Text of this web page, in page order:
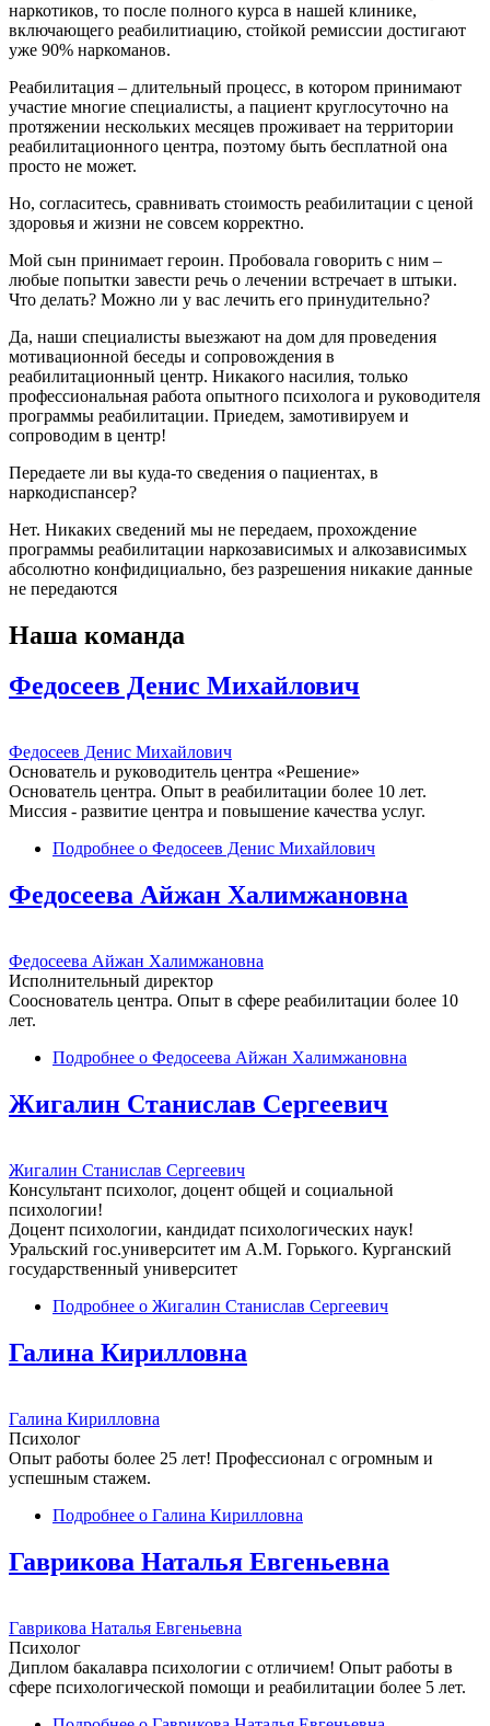
наркотиков, то после полного курса в нашей клинике,
включающего реабилитиацию, стойкой ремиссии достигают
уже 90% наркоманов.
Реабилитация – длительный процесс, в котором принимают
участие многие специалисты, а пациент круглосуточно на
протяжении нескольких месяцев проживает на территории
реабилитационного центра, поэтому быть бесплатной она
просто не может.
Но, согласитесь, сравнивать стоимость реабилитации с ценой
здоровья и жизни не совсем корректно.
Мой сын принимает героин. Пробовала говорить с ним –
любые попытки завести речь о лечении встречает в штыки.
Что делать? Можно ли у вас лечить его принудительно?
Да, наши специалисты выезжают на дом для проведения
мотивационной беседы и сопровождения в
реабилитационный центр. Никакого насилия, только
профессиональная работа опытного психолога и руководителя
программы реабилитации. Приедем, замотивируем и
сопроводим в центр!
Передаете ли вы куда-то сведения о пациентах, в
наркодиспансер?
Нет. Никаких сведений мы не передаем, прохождение
программы реабилитации наркозависимых и алкозависимых
абсолютно конфидициально, без разрешения никакие данные
не передаются
Наша команда
Федосеев Денис Михайлович
Федосеев Денис Михайлович
Основатель и руководитель центра «Решение»
Основатель центра. Опыт в реабилитации более 10 лет.
Миссия - развитие центра и повышение качества услуг.
Подробнее о Федосеев Денис Михайлович
Федосеева Айжан Халимжановна
Федосеева Айжан Халимжановна
Исполнительный директор
Сооснователь центра. Опыт в сфере реабилитации более 10
лет.
Подробнее о Федосеева Айжан Халимжановна
Жигалин Станислав Сергеевич
Жигалин Станислав Сергеевич
Консультант психолог, доцент общей и социальной
психологии!
Доцент психологии, кандидат психологических наук!
Уральский гос.университет им А.М. Горького. Курганский
государственный университет
Подробнее о Жигалин Станислав Сергеевич
Галина Кирилловна
Галина Кирилловна
Психолог
Опыт работы более 25 лет! Профессионал с огромным и
успешным стажем.
Подробнее о Галина Кирилловна
Гаврикова Наталья Евгеньевна
Гаврикова Наталья Евгеньевна
Психолог
Диплом бакалавра психологии с отличием! Опыт работы в
сфере психологической помощи и реабилитации более 5 лет.